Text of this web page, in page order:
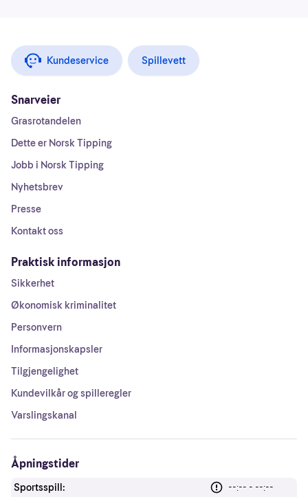
Kundeservice Spillevett
Snarveier
Grasrotandelen
Dette er Norsk Tipping
Jobb i Norsk Tipping
Nyhetsbrev
Presse
Kontakt oss
Praktisk informasjon
Sikkerhet
Økonomisk kriminalitet
Personvern
Informasjonskapsler
Tilgjengelighet
Kundevilkår og spilleregler
Varslingskanal
Åpningstider
Sportsspill: --:-- - --:--